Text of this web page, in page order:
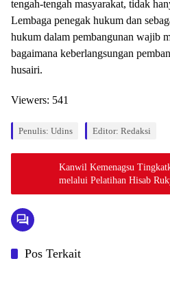
tengah-tengah masyarakat, tidak
Lembaga penegak hukum dan
hukum dalam pembangunan wajib
bagaimana keberlangsungan
husairi.
Viewers: 541
Penulis: Udins Editor: Redaksi
Kanwil Kemenagsu
melalui Pelatihan Hisab
Pos Terkait
Berita